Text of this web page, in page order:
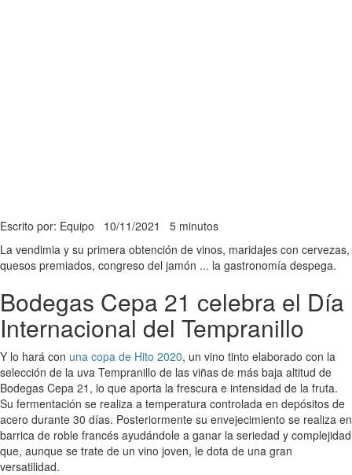
Escrito por: Equipo 10/11/2021 5 minutos
La vendimia y su primera obtención de vinos, maridajes con cervezas,
quesos premiados, congreso del jamón ... la gastronomía despega.
Bodegas Cepa 21 celebra el Día
Internacional del Tempranillo
Y lo hará con una copa de Hito 2020, un vino tinto elaborado con la
selección de la uva Tempranillo de las viñas de más baja altitud de
Bodegas Cepa 21, lo que aporta la frescura e intensidad de la fruta.
Su fermentación se realiza a temperatura controlada en depósitos de
acero durante 30 días. Posteriormente su envejecimiento se realiza en
barrica de roble francés ayudándole a ganar la seriedad y complejidad
que, aunque se trate de un vino joven, le dota de una gran
versatilidad.